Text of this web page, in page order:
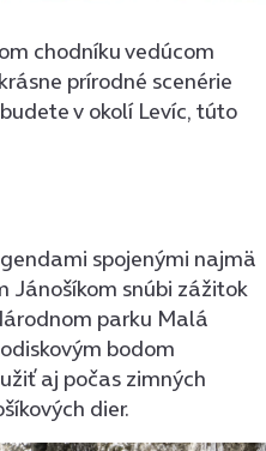
chodníku vedúcom
prírodné scenérie
v okolí Levíc, túto
spojenými najmä
Jánošíkom snúbi zážitok
parku Malá
bodom
aj počas zimných
dier.